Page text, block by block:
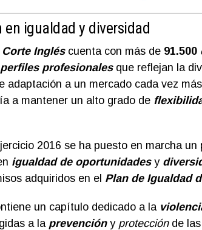
en igualdad y diversidad
Inglés cuenta con más de 91.500
perfiles profesionalesque reflejan la
adaptación a un mercado cada vez
a mantener un alto grado de
2016 se ha puesto en marcha un
igualdad de oportunidadesy
adquiridos en el Plan de Igualdad
un capítulo dedicado a la
a la prevencióny protecciónde las